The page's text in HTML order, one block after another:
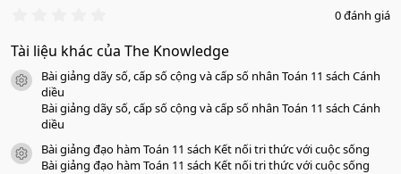
0
0
a
0 đánh giá
Tài liệu khác của The Knowledge
icon tài liệu
Bài giảng dãy số, cấp số cộng và cấp số nhân Toán 11 sách Cánh
diều
Bài giảng dãy số, cấp số cộng và cấp số nhân Toán 11 sách Cánh
diều
icon tài liệu
Bài giảng đạo hàm Toán 11 sách Kết nối tri thức với cuộc sống
Bài giảng đạo hàm Toán 11 sách Kết nối tri thức với cuộc sống